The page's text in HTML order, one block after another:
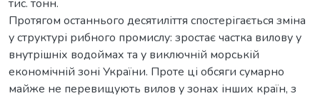
тис. тонн.
Протягом останнього десятиліття спостерігається зміна
у структурі рибного промислу: зростає частка вилову у
внутрішніх водоймах та у виключній морській
економічній зоні України. Проте ці обсяги сумарно
майже не перевищують вилов у зонах інших країн, з